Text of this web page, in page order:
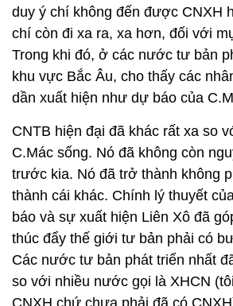
duy ý chí không đến được CNXH
chí còn đi xa ra, xa hơn, đối với
Trong khi đó, ở các nước tư bản
khu vực Bắc Âu, cho thấy các
dần xuất hiện như dự báo của
CNTB hiện đại đã khác rất xa so
C.Mác sống. Nó đã không còn
trước kia. Nó đã trở thành không
thành cái khác. Chính lý thuyết
báo và sự xuất hiện Liên Xô đã
thúc đẩy thế giới tư bản phải có
Các nước tư bản phát triển nhất
so với nhiều nước gọi là XHCN
CNXH chứ chưa phải đã có